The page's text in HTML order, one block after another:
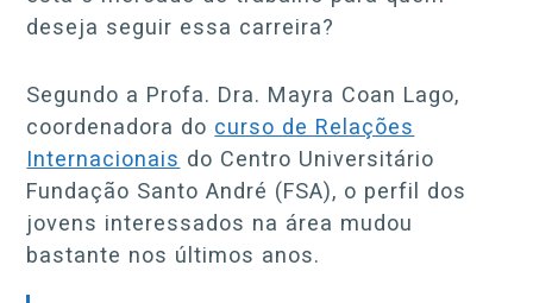
deseja seguir essa carreira?
Segundo a Profa. Dra. Mayra Coan Lago,
coordenadora do curso de Relações
Internacionais do Centro Universitário
Fundação Santo André (FSA), o perfil dos
jovens interessados na área mudou
bastante nos últimos anos.